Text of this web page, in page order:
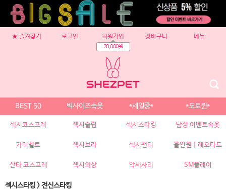
★ 즐겨찾기 로그인 회원가입
20,000원
장바구니 메뉴
BEST 50 빅사이즈속옷 *세일중* *포토퀸*
섹시코스프레 섹시슬립 섹시스타킹 남성 이벤트속옷
가터벨트 섹시브라 섹시팬티 올인원 | 레오타드
산타 코스프레 섹시의상 악세사리 SM플레이
섹시스타킹 >전신스타킹